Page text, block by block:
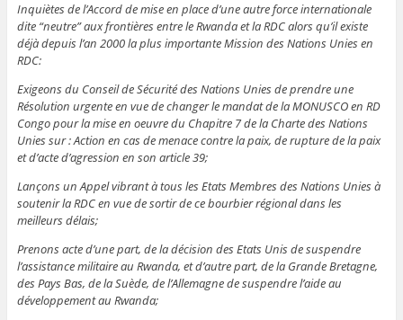
Inquiètes de l’Accord de mise en place d’une autre force internationale
dite “neutre” aux frontières entre le Rwanda et la RDC alors qu’il existe
déjà depuis l’an 2000 la plus importante Mission des Nations Unies en
RDC:
Exigeons du Conseil de Sécurité des Nations Unies de prendre une
Résolution urgente en vue de changer le mandat de la MONUSCO en RD
Congo pour la mise en oeuvre du Chapitre 7 de la Charte des Nations
Unies sur : Action en cas de menace contre la paix, de rupture de la paix
et d’acte d’agression en son article 39;
Lançons un Appel vibrant à tous les Etats Membres des Nations Unies à
soutenir la RDC en vue de sortir de ce bourbier régional dans les
meilleurs délais;
Prenons acte d’une part, de la décision des Etats Unis de suspendre
l’assistance militaire au Rwanda, et d’autre part, de la Grande Bretagne,
des Pays Bas, de la Suède, de l’Allemagne de suspendre l’aide au
développement au Rwanda;